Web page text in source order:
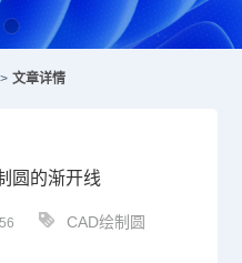
> 文章详情
圆的渐开线
CAD绘制圆